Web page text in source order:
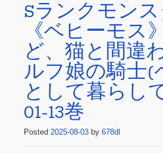
c
o
n
t
e
n
Sランクモン
《ベヒーモス
ど、猫と間違
ルフ娘の騎士(
として暮らし
01-13巻
Posted 2025-08-03 by 678dl